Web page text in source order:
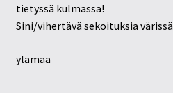
tietyssä kulmassa!
Sini/vihertävä sekoituksia värissä
ylämaa